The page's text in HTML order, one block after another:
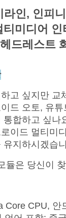
라인, 인피
티미디어
드레스트
고 싶지만 교
드 오토, 유
통합하고 싶나
이드 멀티미
유지하시겠습
듈은 당신이
Core CPU, 안